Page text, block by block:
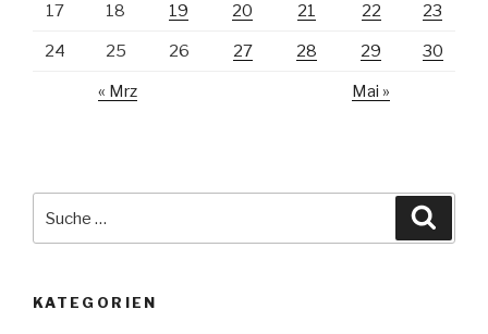
17 18 19 20 21 22 23
24 25 26 27 28 29 30
« Mrz Mai »
nach:
KATEGORIEN